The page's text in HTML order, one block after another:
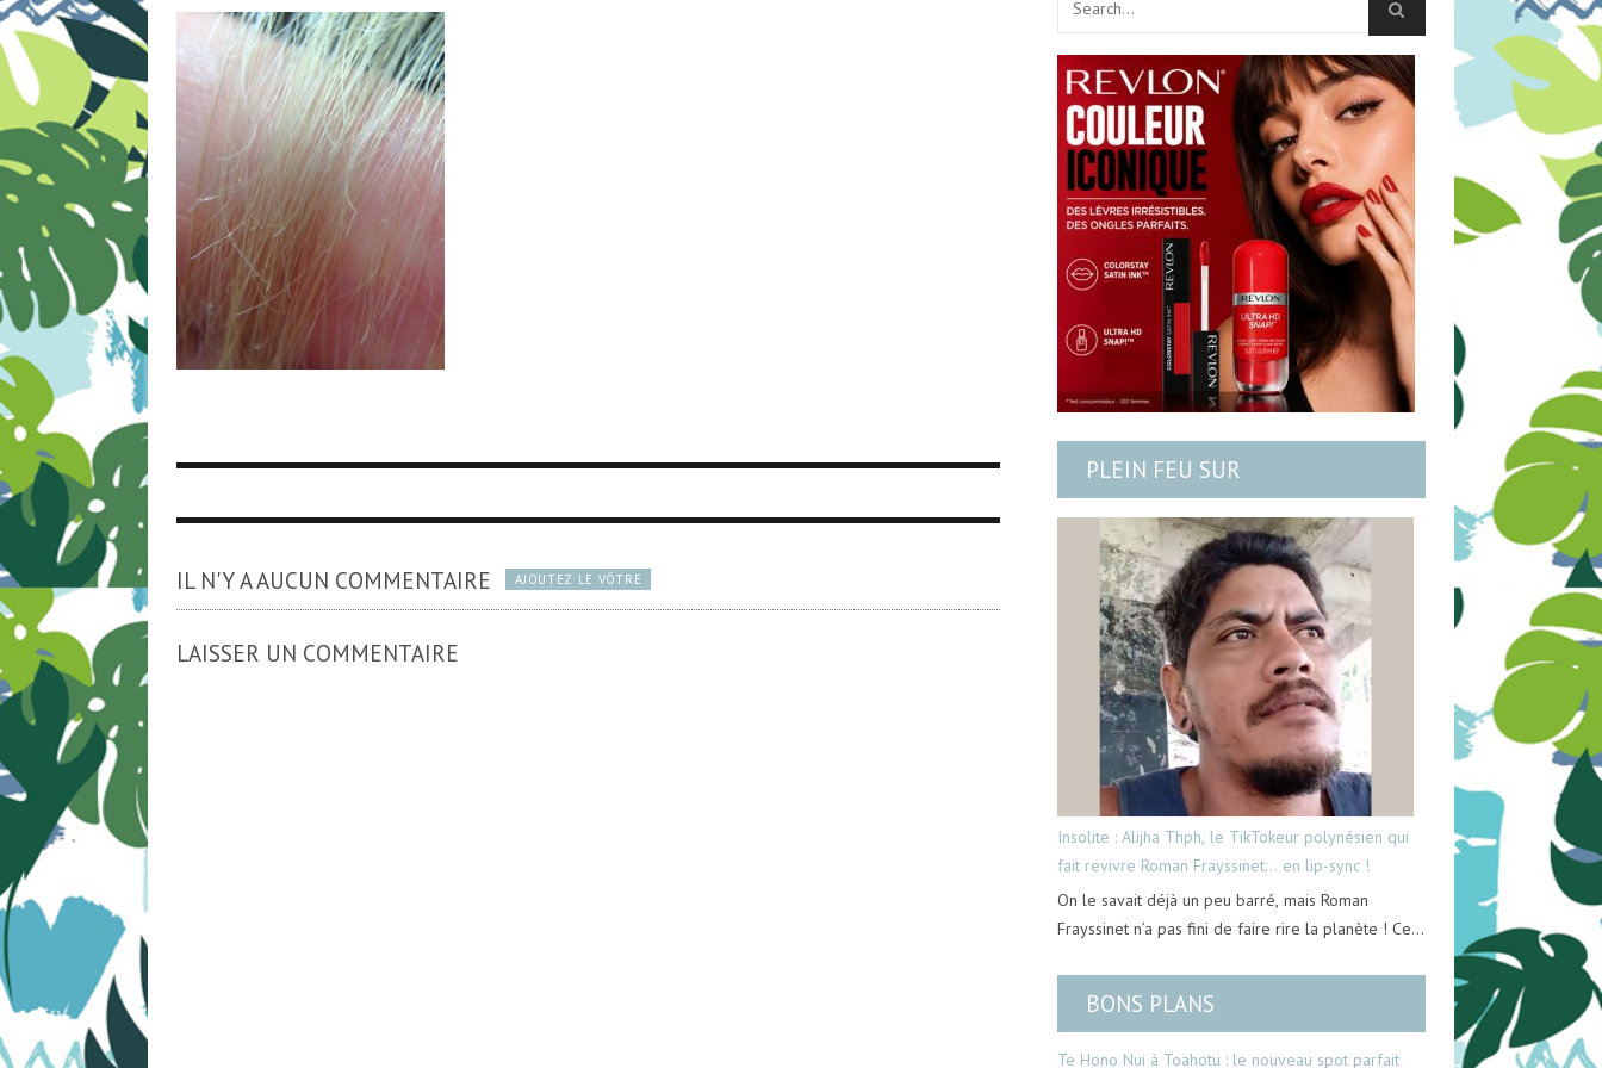
IL N'Y A AUCUN COMMENTAIRE AJOUTEZ LE VÔTRE
LAISSER UN COMMENTAIRE
PLEIN FEU SUR
Insolite : Alijha Thph, le TikTokeur polynésien qui
fait revivre Roman Frayssinet… en lip-sync !
On le savait déjà un peu barré, mais Roman
Frayssinet n’a pas fini de faire rire la planète ! Ce…
BONS PLANS
Te Hono Nui à Toahotu : le nouveau spot parfait